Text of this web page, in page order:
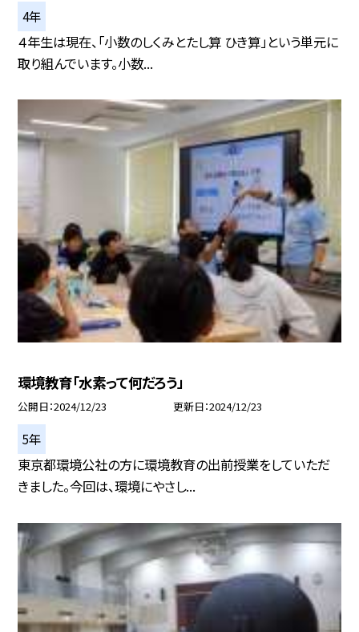
4年
４年生は現在、「小数のしくみとたし算 ひき算」という単元に
取り組んでいます。小数...
環境教育「水素って何だろう」
公開日 2024/12/23 更新日 2024/12/23
5年
東京都環境公社の方に環境教育の出前授業をしていただ
きました。今回は、環境にやさし...